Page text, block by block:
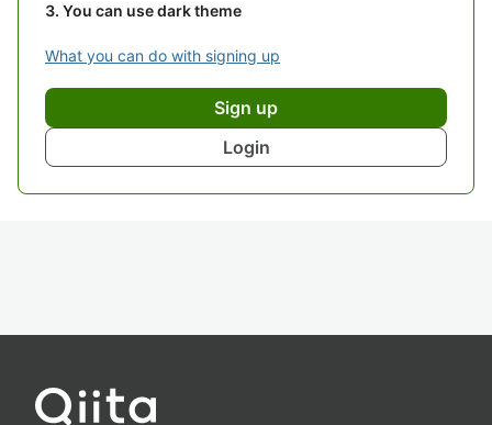
You can use dark theme
What you can do with signing up
Sign up
Login